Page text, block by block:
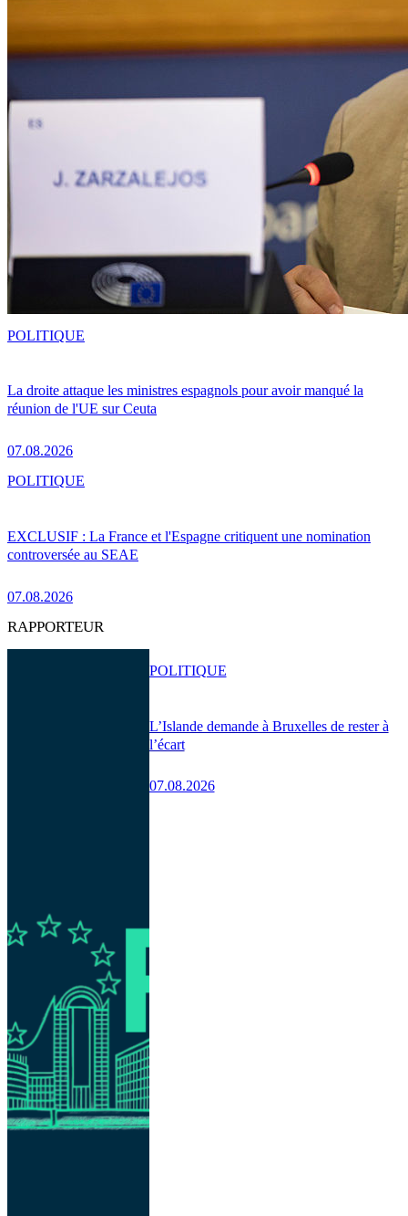
La droite attaque les ministres espagnols pour avoir manqué la
réunion de l'UE sur Ceuta
07.08.2026
POLITIQUE
EXCLUSIF : La France et l'Espagne critiquent une nomination
controversée au SEAE
07.08.2026
POLITIQUE
RAPPORTEUR
L’Islande demande à Bruxelles de rester à
l’écart
07.08.2026
POLITIQUE